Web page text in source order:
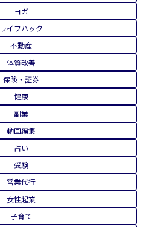
ヨガ
ライフハック
不動産
体質改善
保険・証券
健康
副業
動画編集
占い
受験
営業代行
女性起業
子育て